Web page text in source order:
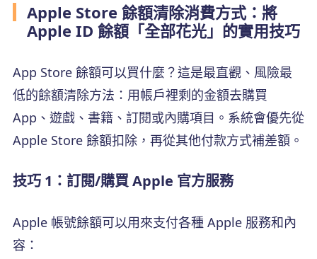
Apple Store 餘額清除消費方式：將
Apple ID 餘額「全部花光」的實用技巧
App Store 餘額可以買什麼？這是最直觀、風險最
低的餘額清除方法：用帳戶裡剩的金額去購買
App、遊戲、書籍、訂閱或內購項目。系統會優先從
Apple Store 餘額扣除，再從其他付款方式補差額。
技巧 1：訂閱/購買 Apple 官方服務
Apple 帳號餘額可以用來支付各種 Apple 服務和內
容：